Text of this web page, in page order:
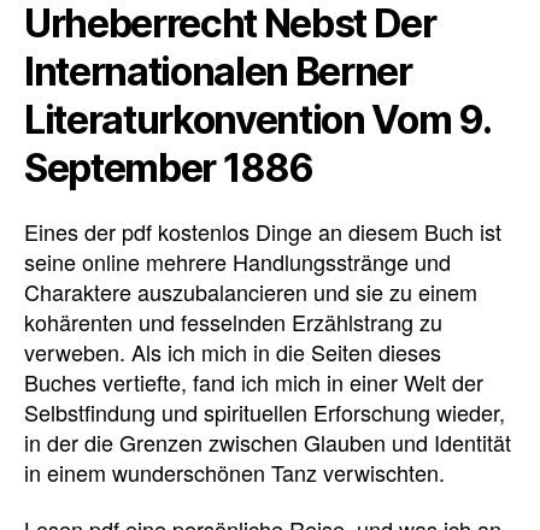
Urheberrecht Nebst Der
Internationalen Berner
Literaturkonvention Vom 9.
September 1886
Eines der pdf kostenlos Dinge an diesem Buch ist
seine online mehrere Handlungsstränge und
Charaktere auszubalancieren und sie zu einem
kohärenten und fesselnden Erzählstrang zu
verweben. Als ich mich in die Seiten dieses
Buches vertiefte, fand ich mich in einer Welt der
Selbstfindung und spirituellen Erforschung wieder,
in der die Grenzen zwischen Glauben und Identität
in einem wunderschönen Tanz verwischten.